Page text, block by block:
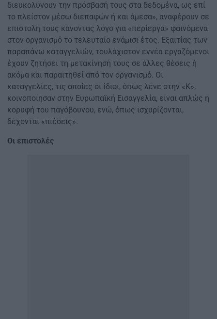
διευκολύνουν την πρόσβασή τους στα δεδομένα, ως επί
το πλείστον μέσω διεπαφών ή και άμεσα», αναφέρουν σε
επιστολή τους κάνοντας λόγο για «περίεργα» φαινόμενα
στον οργανισμό το τελευταίο ενάμισι έτος. Εξαιτίας των
παραπάνω καταγγελιών, τουλάχιστον εννέα εργαζόμενοι
έχουν ζητήσει τη μετακίνησή τους σε άλλες θέσεις ή
ακόμα και παραιτηθεί από τον οργανισμό. Οι
καταγγελίες, τις οποίες οι ίδιοι, όπως λένε στην «Κ»,
κοινοποίησαν στην Ευρωπαϊκή Εισαγγελία, είναι απλώς η
κορυφή του παγόβουνου, ενώ, όπως ισχυρίζονται,
δέχονται «πιέσεις».
Οι επιστολές